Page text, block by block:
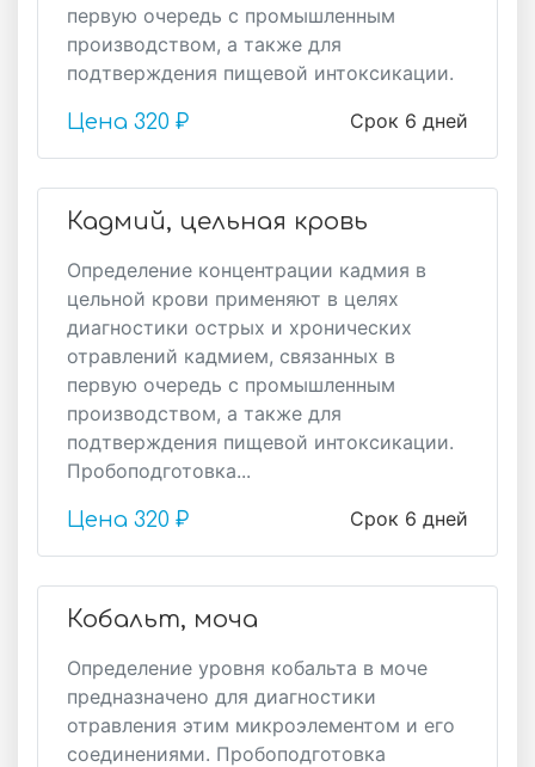
первую очередь с промышленным
производством, а также для
подтверждения пищевой интоксикации.
Срок 6 дней
Цена 320 ₽
Кадмий, цельная кровь
Определение концентрации кадмия в
цельной крови применяют в целях
диагностики острых и хронических
отравлений кадмием, связанных в
первую очередь с промышленным
производством, а также для
подтверждения пищевой интоксикации.
Пробоподготовка...
Срок 6 дней
Цена 320 ₽
Кобальт, моча
Определение уровня кобальта в моче
предназначено для диагностики
отравления этим микроэлементом и его
соединениями. Пробоподготовка